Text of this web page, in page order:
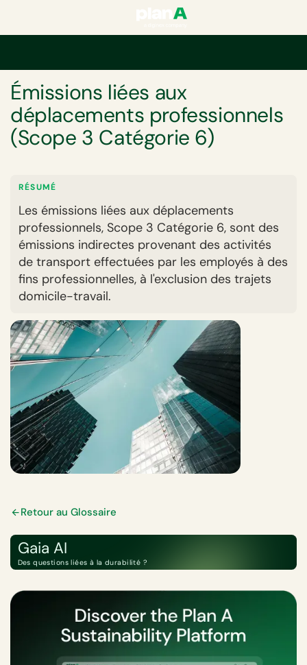
Émissions liées aux
déplacements professionnels
(Scope 3 Catégorie 6)
RÉSUMÉ
Les émissions liées aux déplacements
professionnels, Scope 3 Catégorie 6, sont des
émissions indirectes provenant des activités
de transport effectuées par les employés à des
fins professionnelles, à l'exclusion des trajets
domicile-travail.
Retour au Glossaire
Gaia AI
Des questions liées à la durabilité ?